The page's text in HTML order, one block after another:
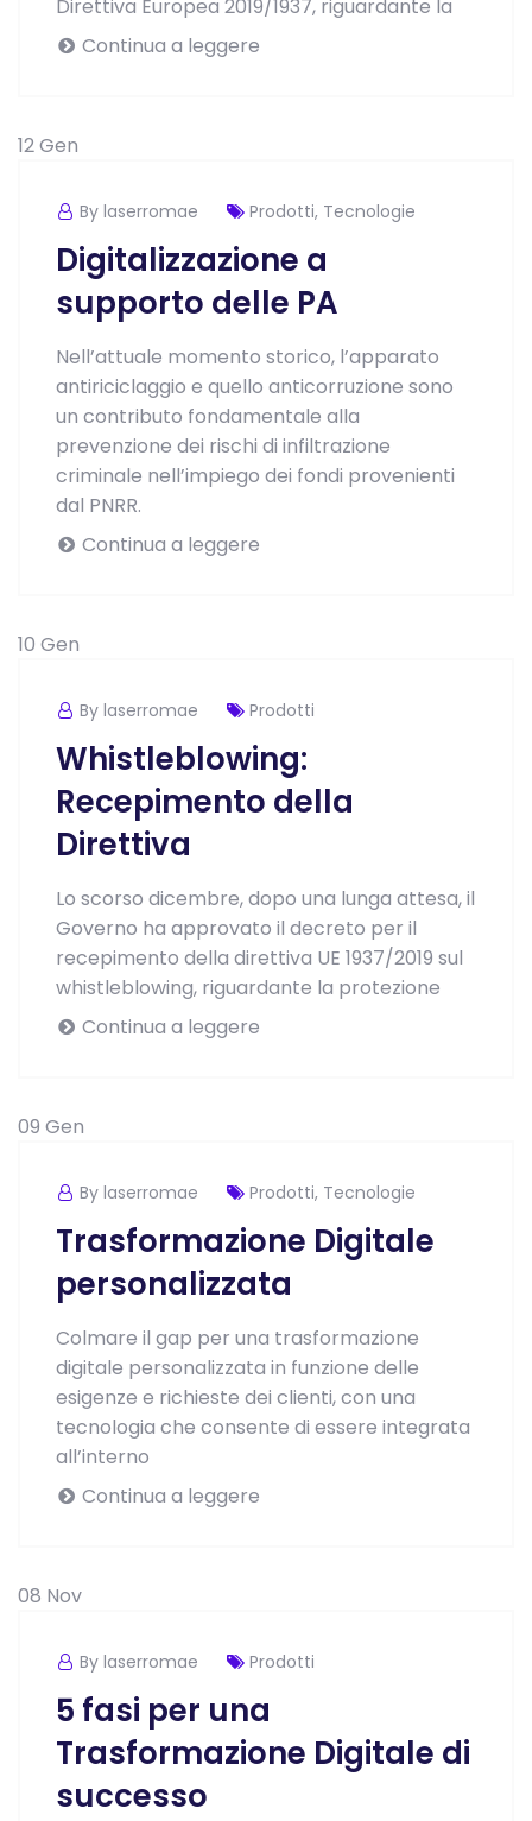
Direttiva Europea 2019/1937, riguardante la
Continua a leggere
12Gen
By laserromae Prodotti, Tecnologie
Digitalizzazione a
supporto delle PA
Nell’attuale momento storico, l’apparato
antiriciclaggio e quello anticorruzione sono
un contributo fondamentale alla
prevenzione dei rischi di infiltrazione
criminale nell’impiego dei fondi provenienti
dal PNRR.
Continua a leggere
10 Gen
By laserromae Prodotti
Whistleblowing:
Recepimento della
Direttiva
Lo scorso dicembre, dopo una lunga attesa, il
Governo ha approvato il decreto per il
recepimento della direttiva UE 1937/2019 sul
whistleblowing, riguardante la protezione
Continua a leggere
09 Gen
By laserromae Prodotti, Tecnologie
Trasformazione Digitale
personalizzata
Colmare il gap per una trasformazione
digitale personalizzata in funzione delle
esigenze e richieste dei clienti, con una
tecnologia che consente di essere integrata
all’interno
Continua a leggere
08 Nov
By laserromae Prodotti
5 fasi per una
Trasformazione Digitale di
successo